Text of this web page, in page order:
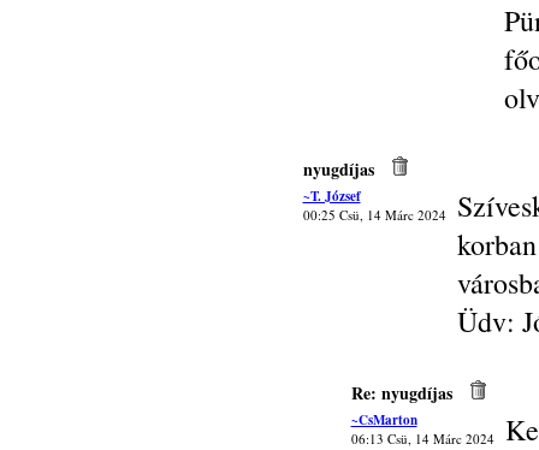
nyugdíjas
~T. József
00:25 Csü, 14 Márc 2024
Üdv:
Re: nyugdíjas
~CsMarton
06:13 Csü, 14 Márc 2024